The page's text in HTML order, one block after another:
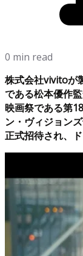
0 min read
株式会社vivitoが
である松本優作
映画祭である第
ン・ヴィジョン
正式招待され、